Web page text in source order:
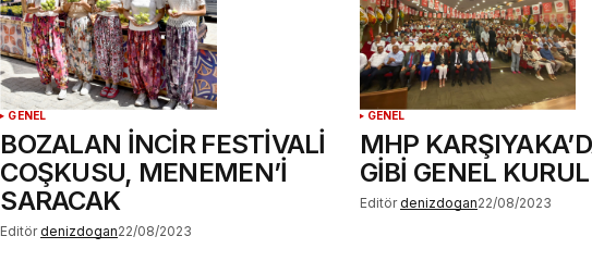
GENEL
BOZALAN İNCİR FESTİVALİ
COŞKUSU, MENEMEN’İ
SARACAK
Editör denizdogan22/08/2023
GENEL
MHP
GİBİ GENEL KURUL
Editör denizdogan22/08/2023